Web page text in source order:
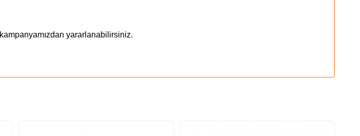
kampanyamızdan yararlanabilirsiniz.